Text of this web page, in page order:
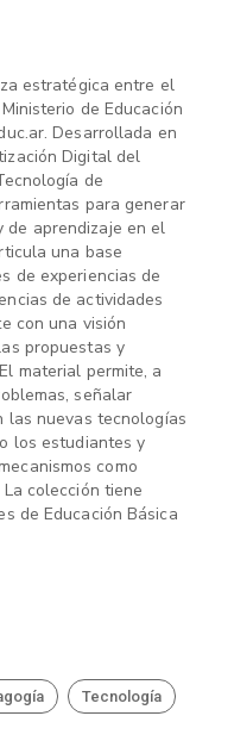
estratégica entre el
de Educación
Desarrollada en
Digital del
de
para generar
de aprendizaje en el
una base
de experiencias de
de actividades
con una visión
propuestas y
material permite, a
señalar
las nuevas tecnologías
los estudiantes y
como
colección tiene
de Educación Básica
Tecnología